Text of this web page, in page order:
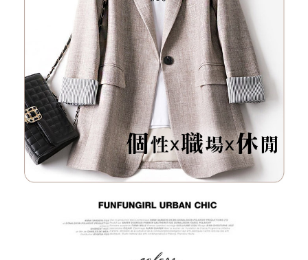
３．安心：先確認商品／服務後，再付款。
【「AFTEE先享後付」結帳流程】
１．於結帳方式選擇「AFTEE先享後付」後，將跳轉至「AFTEE先享後付」
結帳頁面，進行簡訊認證並確認金額後，即可完成結帳。
２．訂單成立數日內，您將收到繳費通知簡訊。
３．收到繳費通知簡訊後14天內，點擊此簡訊中的連結，可透過四大超商／
ATM／網路銀行／等多元方式進行付款，方視為交易完成。
※ 請注意：結帳手續完成當下不需立刻繳費，但若您需要取消訂單，請聯絡
購買商品的店家。未經商家同意取消之訂單仍視為有效，需透過AFTEE先享
後付繳納相關費用。
※ 交易是否成功請以「AFTEE先享後付 」之結帳頁面顯示為準，若有關於
是否繳費成功／繳費後需取消欲退款等相關疑問，請聯繫「AFTEE先享後付
客戶支援中心」https://netprotections.freshdesk.com/support/home
１．透過由恩沛科技股份有限公司提供之「AFTEE先享後付」服務完成之交
權轉讓予恩沛科技股份有限公司。
每筆NT$79，滿NT$599(含以上)免運費
付款後全家取貨
每筆NT$79，滿NT$599(含以上)免運費
7-11取貨付款
每筆NT$79，滿NT$1,000(含以上)免運費
付款後7-11取貨
每筆NT$79，滿NT$1,000(含以上)免運費
每筆NT$90，滿NT$1,000(含以上)免運費